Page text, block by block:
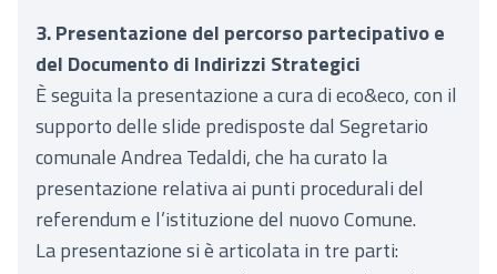
3. Presentazione del percorso partecipativo e
del Documento di Indirizzi Strategici
È seguita la presentazione a cura di eco&eco, con il
supporto delle slide predisposte dal Segretario
comunale Andrea Tedaldi, che ha curato la
presentazione relativa ai punti procedurali del
referendum e l’istituzione del nuovo Comune.
La presentazione si è articolata in tre parti: